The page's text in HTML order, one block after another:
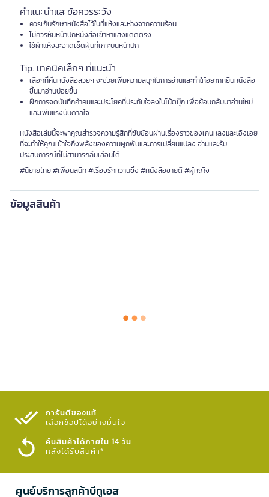
คำแนะนำและข้อควรระวัง
ควรเก็บรักษาหนังสือไว้ในที่แห้งและห่างจากความร้อน
ไม่ควรหันหน้าปกหนังสือเข้าหาแสงแดดตรง
ใช้ผ้าแห้งสะอาดเช็ดฝุ่นที่เกาะบนหน้าปก
Tip. เทคนิคเล็กๆ ที่แนะนำ
เลือกที่คั่นหนังสือสวยๆ จะช่วยเพิ่มความสนุกในการอ่านและทำให้อยากหยิบหนังสือ
ขึ้นมาอ่านบ่อยขึ้น
ฝึกการจดบันทึกคำคมและประโยคที่ประทับใจลงในโน้ตบุ๊ก เพื่อย้อนกลับมาอ่านใหม่
และเพิ่มแรงบันดาลใจ
หนังสือเล่มนี้จะพาคุณสำรวจความรู้สึกที่ซับซ้อนผ่านเรื่องราวของเกนหลงและเอิงเอย
ที่จะทำให้คุณเข้าใจถึงพลังของความผูกพันและการเปลี่ยนแปลง อ่านและรับ
ประสบการณ์ที่ไม่สามารถลืมเลือนได้
#นิยายไทย #เพื่อนสนิท #เรื่องรักหวานซึ้ง #หนังสือขายดี #ผู้หญิง
ข้อมูลสินค้า
การันตีของแท้
เลือกช้อปได้อย่างมั่นใจ​
คืนสินค้าได้ภายใน 14 วัน
หลังได้รับสินค้า*
ศูนย์บริการลูกค้าบีทูเอส